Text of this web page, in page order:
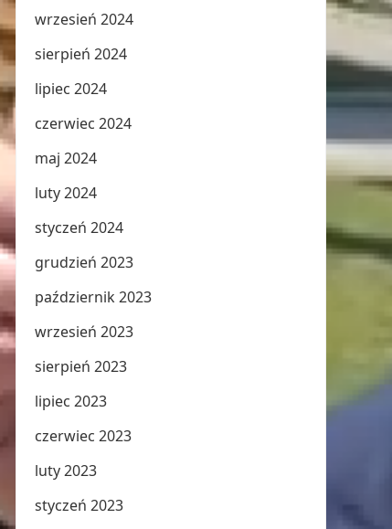
wrzesień 2024
sierpień 2024
lipiec 2024
czerwiec 2024
maj 2024
luty 2024
styczeń 2024
grudzień 2023
październik 2023
wrzesień 2023
sierpień 2023
lipiec 2023
czerwiec 2023
luty 2023
styczeń 2023